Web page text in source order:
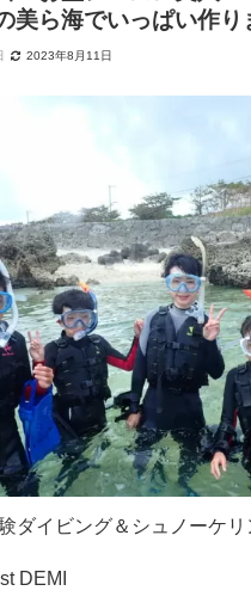
美ら海でいっぱい作
2023年8月11日
ダイビング＆シュノーケ
DEMI